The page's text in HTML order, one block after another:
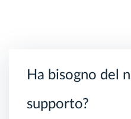
Ha bisogno del
supporto?